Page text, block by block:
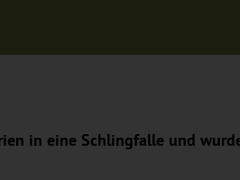
in eine Schlingfalle und